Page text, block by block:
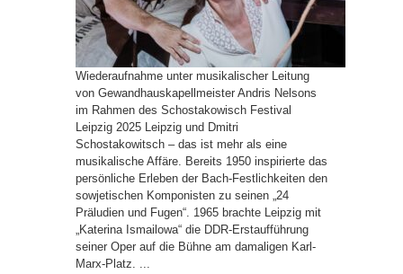
Wiederaufnahme unter musikalischer Leitung
von Gewandhauskapellmeister Andris Nelsons
im Rahmen des Schostakowisch Festival
Leipzig 2025 Leipzig und Dmitri
Schostakowitsch – das ist mehr als eine
musikalische Affäre. Bereits 1950 inspirierte das
persönliche Erleben der Bach-Festlichkeiten den
sowjetischen Komponisten zu seinen „24
Präludien und Fugen“. 1965 brachte Leipzig mit
„Katerina Ismailowa“ die DDR-Erstaufführung
seiner Oper auf die Bühne am damaligen Karl-
Marx-Platz. ...